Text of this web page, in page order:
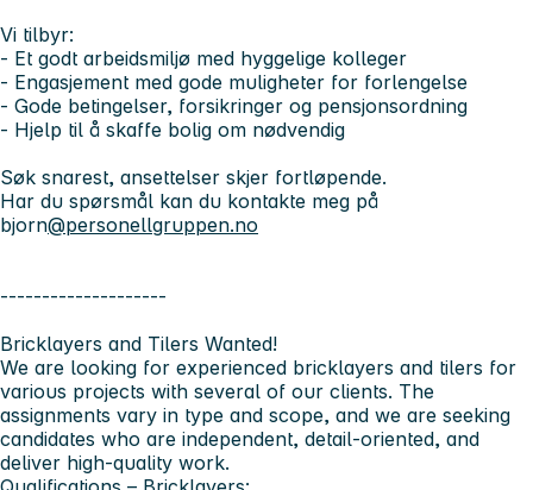
Vi tilbyr:
- Et godt arbeidsmiljø med hyggelige kolleger
- Engasjement med gode muligheter for forlengelse
- Gode betingelser, forsikringer og pensjonsordning
- Hjelp til å skaffe bolig om nødvendig
Søk snarest, ansettelser skjer fortløpende.
Har du spørsmål kan du kontakte meg på
bjorn@personellgruppen.no
--------------------
Bricklayers and Tilers Wanted!
We are looking for experienced bricklayers and tilers for
various projects with several of our clients. The
assignments vary in type and scope, and we are seeking
candidates who are independent, detail-oriented, and
deliver high-quality work.